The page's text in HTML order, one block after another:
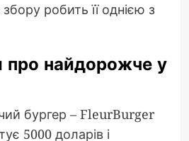
робить її однією з
про найдорожче у
бургер – FleurBurger
5000 доларів і